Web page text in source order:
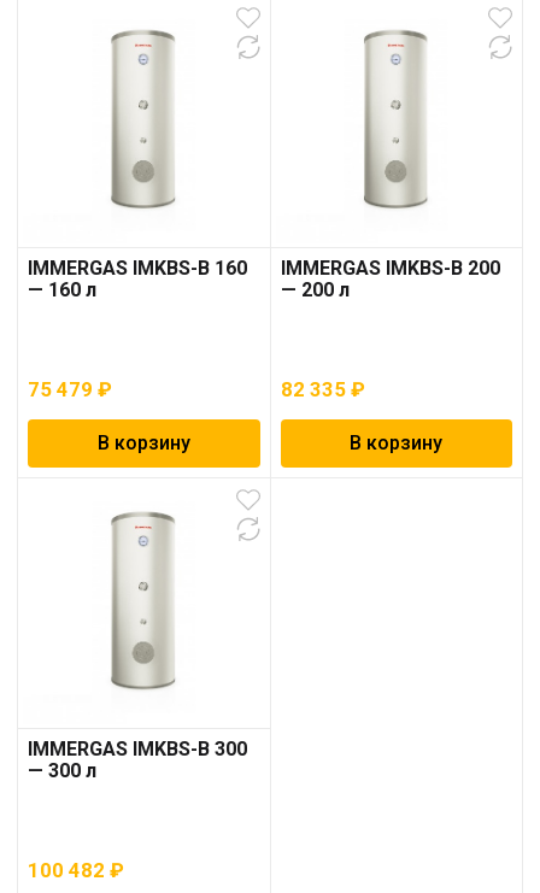
IMMERGAS IMKBS-B 160
— 160 л
75 479 ₽
В корзину
IMMERGAS IMKBS-B 200
— 200 л
82 335 ₽
В корзину
IMMERGAS IMKBS-B 300
— 300 л
100 482 ₽